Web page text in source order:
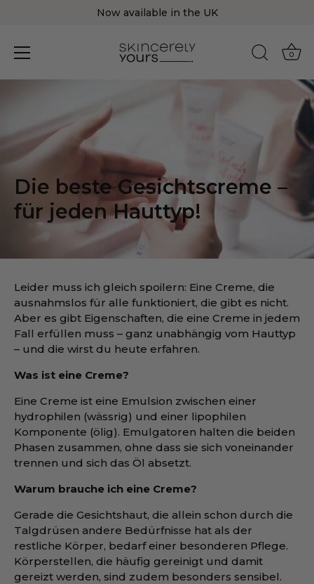
Now available in the UK
0
Die beste Gesichtscreme –
für jeden Hauttyp!
Leider muss ich gleich spoilern: Eine Creme, die
ausnahmslos für alle funktioniert, die gibt es nicht.
Aber es gibt Eigenschaften, die eine Creme in jedem
Fall erfüllen muss – ganz unabhängig vom Hauttyp
– und die wirst du heute erfahren.
Was ist eine Creme?
Eine Creme ist eine Emulsion zwischen einer
hydrophilen (wässrig) und einer lipophilen
Komponente (ölig). Emulgatoren halten die beiden
Phasen zusammen, ohne dass sie sich voneinander
trennen und sich das Öl absetzt.
Warum brauche ich eine Creme?
Gerade die Gesichtshaut, die allein schon durch die
Talgdrüsen andere Bedürfnisse hat als der
restliche Körper, bedarf einer besonderen Pflege.
Körperstellen, die häufig gereinigt und damit
gereizt werden, sind zudem besonders sensibel.